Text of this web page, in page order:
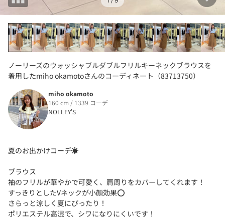
ノーリーズのウォッシャブルダブルフリルキーネックブラウスを
着用したmiho okamotoさんのコーディネート（83713750）
miho okamoto
160 cm / 1339 コーデ
NOLLEY'S
夏のお出かけコーデ☀️
ブラウス
袖のフリルが華やかで可愛く、肩周りをカバーしてくれます！
すっきりとしたVネックが小顔効果⭕️
さらっと涼しく夏にぴったり！
ポリエステル高混で、シワになりにくいです！